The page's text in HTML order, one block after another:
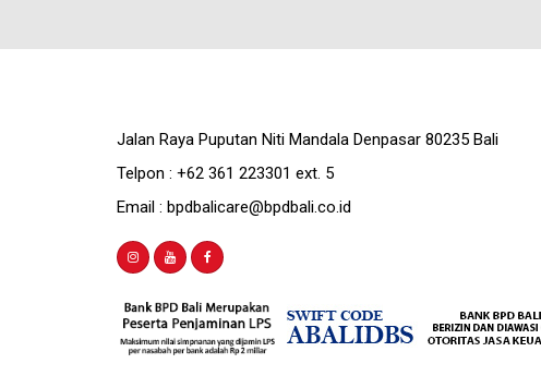
Jalan Raya Puputan Niti Mandala Denpasar 80235 Bali
Telpon : +62 361 223301 ext. 5
Email : bpdbalicare@bpdbali.co.id